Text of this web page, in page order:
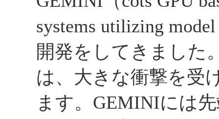
systems utilizing
開発をしてきました
は、大きな衝撃を受
ます。GEMINIには